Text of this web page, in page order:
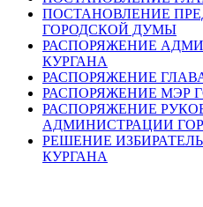
ПОСТАНОВЛЕНИЕ
ГОРОДСКОЙ ДУМЫ
РАСПОРЯЖЕНИЕ
КУРГАНА
РАСПОРЯЖЕНИЕ
РАСПОРЯЖЕНИЕ МЭР
РАСПОРЯЖЕНИЕ
АДМИНИСТРАЦИИ
РЕШЕНИЕ
КУРГАНА